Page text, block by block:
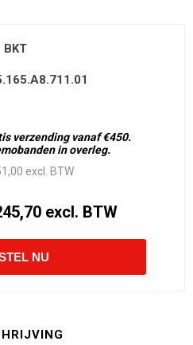
BKT
verzending vanaf €450.
in overleg.
excl. BTW
excl. BTW